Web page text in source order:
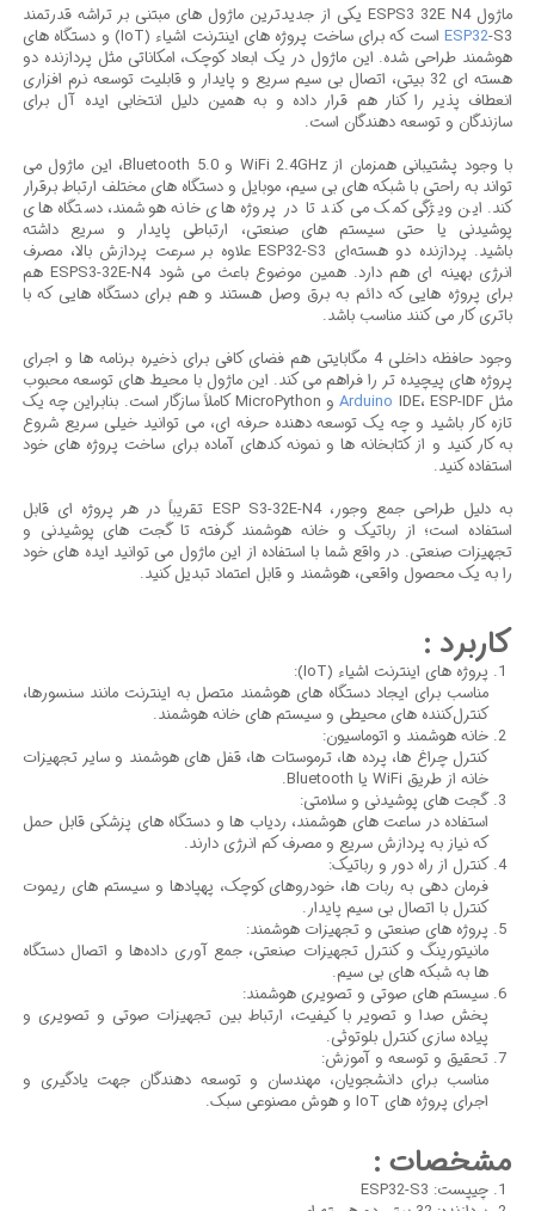
ماژول ESPS3 32E N4 یکی از جدیدترین ماژول های مبتنی بر تراشه قدرتمند
ESP32
-S3 است که برای ساخت پروژه های اینترنت اشیاء (IoT) و دستگاه های
هوشمند طراحی شده. این ماژول در یک ابعاد کوچک، امکاناتی مثل پردازنده دو
هسته ای 32 بیتی، اتصال بی سیم سریع و پایدار و قابلیت توسعه نرم افزاری
انعطاف پذیر را کنار هم قرار داده و به همین دلیل انتخابی ایده آل برای
سازندگان و توسعه دهندگان است.
با وجود پشتیبانی همزمان از WiFi 2.4GHz و Bluetooth 5.0، این ماژول می
تواند به راحتی با شبکه های بی سیم، موبایل و دستگاه های مختلف ارتباط برقرار
کند. این ویژگی کمک می کند تا در پروژه های خانه هوشمند، دستگاه های
پوشیدنی یا حتی سیستم های صنعتی، ارتباطی پایدار و سریع داشته
باشید.
پردازنده دو هسته‌ای ESP32-S3 علاوه بر سرعت پردازش بالا، مصرف
انرژی بهینه ای هم دارد. همین موضوع باعث می شود ESPS3-32E-N4 هم
برای پروژه هایی که دائم به برق وصل هستند و هم برای دستگاه هایی که با
باتری کار می کنند مناسب باشد.
وجود حافظه داخلی 4 مگابایتی هم فضای کافی برای ذخیره برنامه ها و اجرای
پروژه های پیچیده تر را فراهم می کند. این ماژول با محیط های توسعه محبوب
مثل
Arduino
IDE، ESP-IDF و MicroPython کاملاً سازگار است. بنابراین چه یک
تازه کار باشید و چه یک توسعه دهنده حرفه ای، می توانید خیلی سریع شروع
به کار کنید و از کتابخانه ها و نمونه کدهای آماده برای ساخت پروژه های خود
استفاده کنید.
به دلیل طراحی جمع وجور، ESP S3-32E-N4 تقریباً در هر پروژه ای قابل
استفاده است؛ از رباتیک و خانه هوشمند گرفته تا گجت های پوشیدنی و
تجهیزات صنعتی. در واقع شما با استفاده از این ماژول می توانید ایده های خود
را به یک محصول واقعی، هوشمند و قابل اعتماد تبدیل کنید.
کاربرد :
پروژه های اینترنت اشیاء (IoT):
مناسب برای ایجاد دستگاه های هوشمند متصل به اینترنت مانند سنسورها،
کنترل‌کننده های محیطی و سیستم های خانه هوشمند.
خانه هوشمند و اتوماسیون:
کنترل چراغ ها، پرده ها، ترموستات ها، قفل های هوشمند و سایر تجهیزات
خانه از طریق WiFi یا Bluetooth.
گجت های پوشیدنی و سلامتی:
استفاده در ساعت های هوشمند، ردیاب ها و دستگاه های پزشکی قابل حمل
که نیاز به پردازش سریع و مصرف کم انرژی دارند.
کنترل از راه دور و رباتیک:
فرمان دهی به ربات ها، خودروهای کوچک، پهپادها و سیستم های ریموت
کنترل با اتصال بی سیم پایدار.
پروژه های صنعتی و تجهیزات هوشمند:
مانیتورینگ و کنترل تجهیزات صنعتی، جمع آوری داده‌ها و اتصال دستگاه
ها به شبکه های بی سیم.
سیستم های صوتی و تصویری هوشمند:
پخش صدا و تصویر با کیفیت، ارتباط بین تجهیزات صوتی و تصویری و
پیاده سازی کنترل بلوتوثی.
تحقیق و توسعه و آموزش:
مناسب برای دانشجویان، مهندسان و توسعه دهندگان جهت یادگیری و
اجرای پروژه های IoT و هوش مصنوعی سبک.
مشخصات :
چیپست: ESP32-S3